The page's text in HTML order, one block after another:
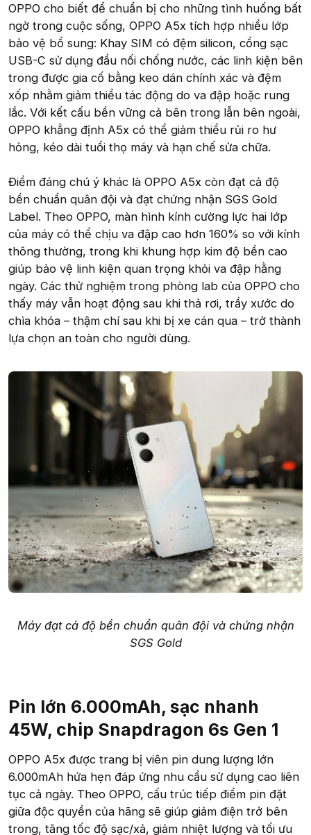
OPPO cho biết để chuẩn bị cho những tình huống bất
ngờ trong cuộc sống, OPPO A5x tích hợp nhiều lớp
bảo vệ bổ sung: Khay SIM có đệm silicon, cổng sạc
USB-C sử dụng đầu nối chống nước, các linh kiện bên
trong được gia cố bằng keo dán chính xác và đệm
xốp nhằm giảm thiểu tác động do va đập hoặc rung
lắc. Với kết cấu bền vững cả bên trong lẫn bên ngoài,
OPPO khẳng định A5x có thể giảm thiểu rủi ro hư
hỏng, kéo dài tuổi thọ máy và hạn chế sửa chữa.
Điểm đáng chú ý khác là OPPO A5x còn đạt cả độ
bền chuẩn quân đội và đạt chứng nhận SGS Gold
Label. Theo OPPO, màn hình kính cường lực hai lớp
của máy có thể chịu va đập cao hơn 160% so với kính
thông thường, trong khi khung hợp kim độ bền cao
giúp bảo vệ linh kiện quan trọng khỏi va đập hằng
ngày. Các thử nghiệm trong phòng lab của OPPO cho
thấy máy vẫn hoạt động sau khi thả rơi, trầy xước do
chìa khóa – thậm chí sau khi bị xe cán qua – trở thành
lựa chọn an toàn cho người dùng.
Máy đạt cả độ bền chuẩn quân đội và chứng nhận
SGS Gold
Pin lớn 6.000mAh, sạc nhanh
45W, chip Snapdragon 6s Gen 1​
OPPO A5x được trang bị viên pin dung lượng lớn
6.000mAh hứa hẹn đáp ứng nhu cầu sử dụng cao liên
tục cả ngày. Theo OPPO, cấu trúc tiếp điểm pin đặt
giữa độc quyền của hãng sẽ giúp giảm điện trở bên
trong, tăng tốc độ sạc/xả, giảm nhiệt lượng và tối ưu